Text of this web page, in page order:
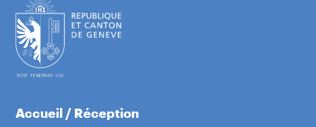
Accueil / Réception